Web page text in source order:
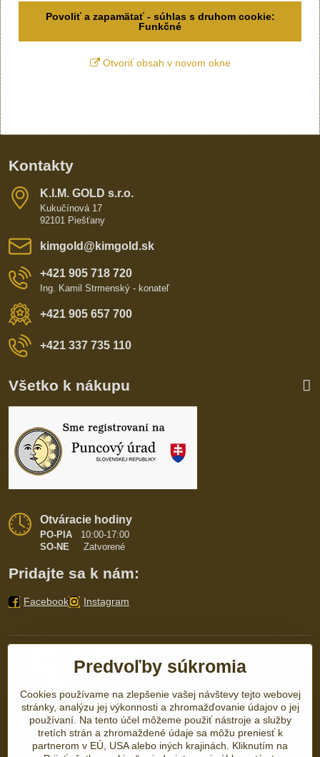
Povoliť a zapamätať - súhlas s druhom cookie:
Funkčné
Otvoriť obsah v novom okne
Kontakty
K​​.I​​.M​​. GOLD s​​.r​​.o​​.
Kukučínová 17
92101 Piešťany
kimgold​@kimgold​.sk
+421 905 718 720
Ing. Kamil Strmenský - konateľ
+421 905 657 700
+421 337 735 110
Všetko k nákupu
Otváracie hodiny
PO-PIA
10:00-17:00
SO-NE Zatvorené
Pridajte sa k nám:
Facebook Instagram
Predvoľby súkromia
Cookies používame na zlepšenie vašej návštevy tejto webovej
stránky, analýzu jej výkonnosti a zhromažďovanie údajov o jej
používaní. Na tento účel môžeme použiť nástroje a služby
tretích strán a zhromaždené údaje sa môžu preniesť k
partnerom v EÚ, USA alebo iných krajinách. Kliknutím na